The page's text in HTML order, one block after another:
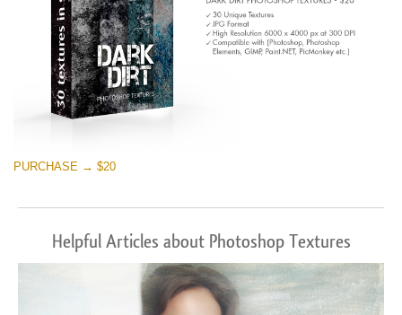
PURCHASE → $20
Helpful Articles about Photoshop Textures